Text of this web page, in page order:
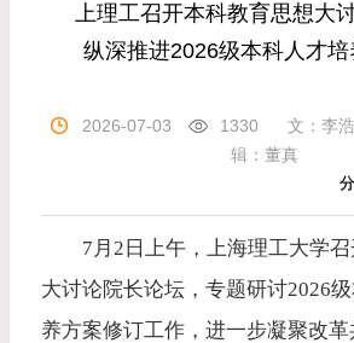
上理工召开本科教育思想大
纵深推进2026级本科人才
2026-07-03 1330 文： 李
辑： 董真
7月2日上午，上海理工大学
大讨论院长论坛，专题研讨2026
养方案修订工作，进一步凝聚改